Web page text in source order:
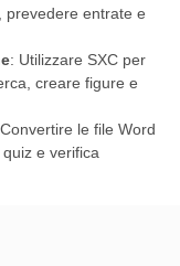
prevedere entrate e
: Utilizzare SXC per
creare figure e
le file Word
e verifica